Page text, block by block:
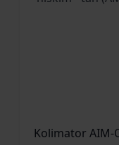
Kolimator AIM-